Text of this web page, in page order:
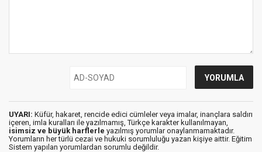
UYARI: Küfür, hakaret, rencide edici cümleler veya imalar, inançlara saldırı
içeren, imla kuralları ile yazılmamış, Türkçe karakter kullanılmayan,
isimsiz ve büyük harflerle yazılmış yorumlar onaylanmamaktadır.
Yorumların her türlü cezai ve hukuki sorumluluğu yazan kişiye aittir. Eğitim
Sistem yapılan yorumlardan sorumlu değildir.